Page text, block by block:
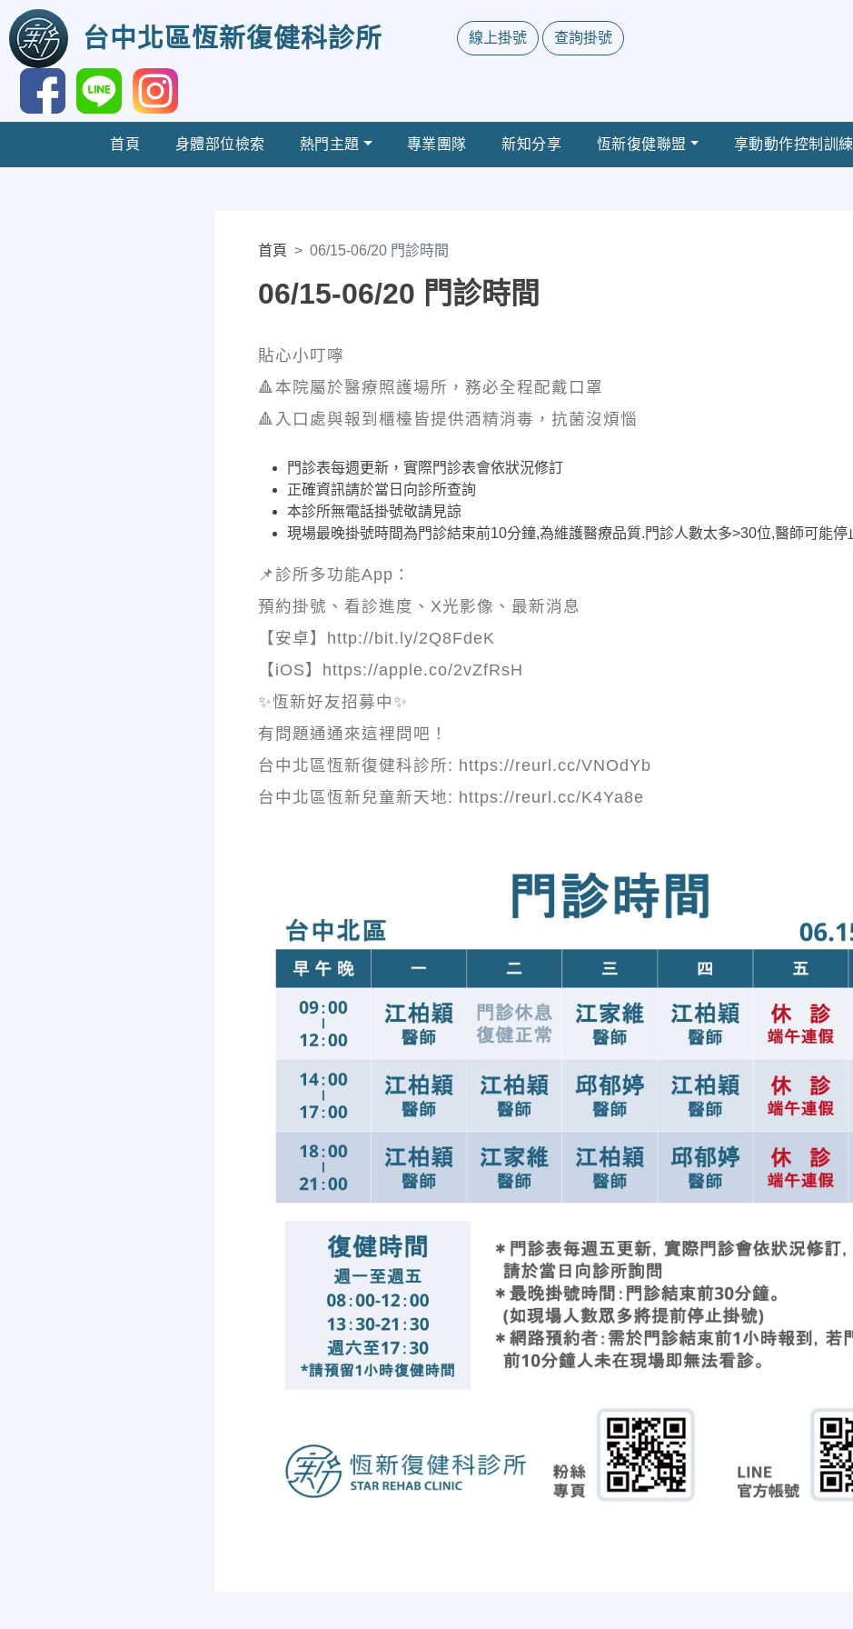
台中北區恆新復健科診所 線上掛號 查詢掛號
首頁 身體部位檢索 熱門主題 專業團隊 新知分享 恆新復健聯盟 享動動作控制訓練
首頁 06/15-06/20 門診時間
06/15-06/20 門診時間
貼心小叮嚀
🔺本院屬於醫療照護場所，務必全程配戴口罩
🔺入口處與報到櫃檯皆提供酒精消毒，抗菌沒煩惱
門診表每週更新，實際門診表會依狀況修訂
正確資訊請於當日向診所查詢
本診所無電話掛號敬請見諒
現場最晚掛號時間為門診結束前10分鐘,為維護醫療品質.門診人數太多>30位,醫師可能停
📌診所多功能App：
預約掛號、看診進度、X光影像、最新消息
【安卓】http://bit.ly/2Q8FdeK
【iOS】https://apple.co/2vZfRsH
✨恆新好友招募中✨
有問題通通來這裡問吧！
台中北區恆新復健科診所: https://reurl.cc/VNOdYb
台中北區恆新兒童新天地: https://reurl.cc/K4Ya8e